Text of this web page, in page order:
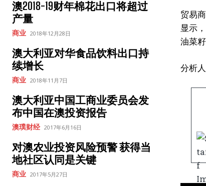
澳2018-19财年棉花出口将超过
产量
商业 2018年12月28日
澳大利亚对华食品饮料出口持
续增长
商业 2018年11月7日
澳大利亚中国工商业委员会发
布中国在澳投资报告
澳璞财经 2017年6月16日
对澳农业投资风险预警 获得当
地社区认同是关键
商业 2017年5月27日
贸易
显示
油菜籽
分析